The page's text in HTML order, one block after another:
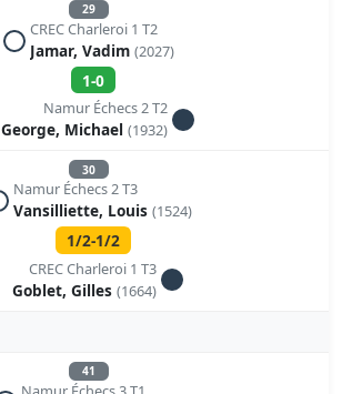
29
CREC Charleroi 1 T2
Jamar, Vadim (2027)
1-0
Namur Échecs 2 T2
George, Michael (1932)
30
Namur Échecs 2 T3
Vansilliette, Louis (1524)
1/2-1/2
CREC Charleroi 1 T3
Goblet, Gilles (1664)
41